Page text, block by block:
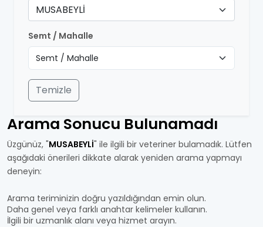
MUSABEYLİ
Semt / Mahalle
Temizle
Arama Sonucu Bulunamadı
Üzgünüz, "MUSABEYLİ" ile ilgili bir veteriner bulamadık. Lütfen
aşağıdaki önerileri dikkate alarak yeniden arama yapmayı
deneyin:
Arama teriminizin doğru yazıldığından emin olun.
Daha genel veya farklı anahtar kelimeler kullanın.
İlgili bir uzmanlık alanı veya hizmet arayın.